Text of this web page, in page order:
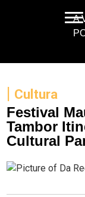
A
| Cultura
Festival
Tambor
Cultural